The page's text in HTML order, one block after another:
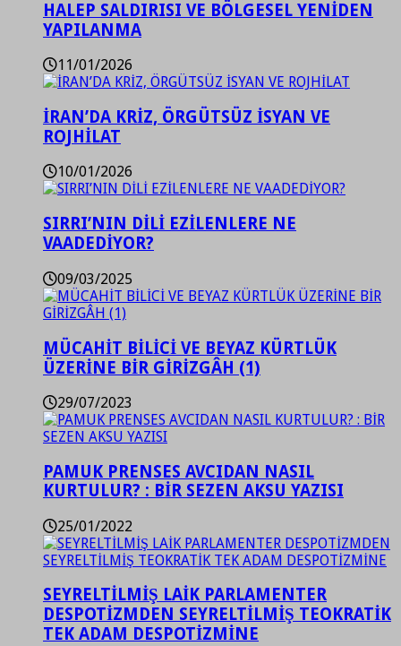
HALEP SALDIRISI VE BÖLGESEL YENİDEN
YAPILANMA
11/01/2026
İRAN’DA KRİZ, ÖRGÜTSÜZ İSYAN VE
ROJHİLAT
10/01/2026
SIRRI’NIN DİLİ EZİLENLERE NE
VAADEDİYOR?
09/03/2025
MÜCAHİT BİLİCİ VE BEYAZ KÜRTLÜK
ÜZERİNE BİR GİRİZGÂH (1)
29/07/2023
PAMUK PRENSES AVCIDAN NASIL
KURTULUR? : BİR SEZEN AKSU YAZISI
25/01/2022
SEYRELTİLMİŞ LAİK PARLAMENTER
DESPOTİZMDEN SEYRELTİLMİŞ TEOKRATİK
TEK ADAM DESPOTİZMİNE